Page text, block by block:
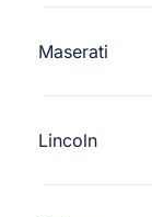
Maserati
Lincoln